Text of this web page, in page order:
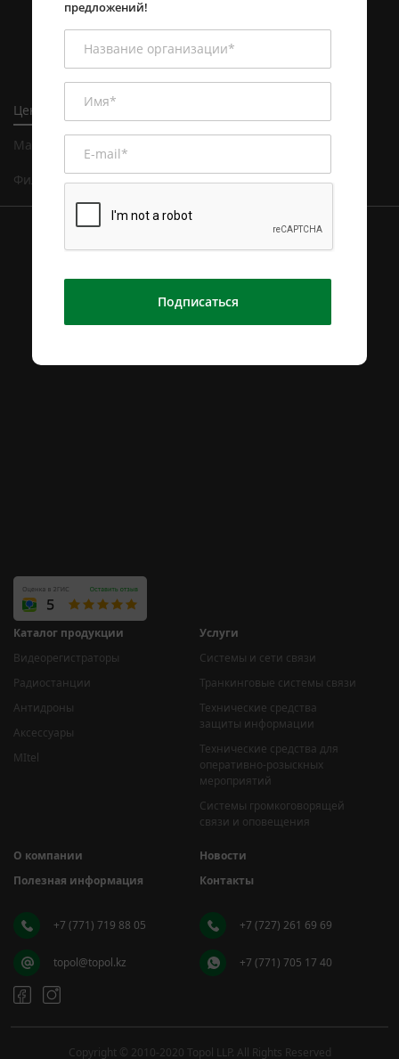
Каталог продукции
Видеорегистраторы
Радиостанции
Антидроны
Аксессуары
MItel
Услуги
Системы и сети связи
Транкинговые системы связи
Технические средства
защиты информации
Технические средства для
оперативно-розыскных
мероприятий
Системы громкоговорящей
связи и оповещения
О компании
Новости
Полезная информация
Контакты
+7 (771) 719 88 05 +7 (727) 261 69 69
topol@topol.kz +7 (771) 705 17 40
Центральный офис в Алматы
Магазин и сервисный центр в Алматы
Филиал в Астане
Copyright © 2010-2020 Topol LLP. All Rights Reserved
предложений!
Подписаться